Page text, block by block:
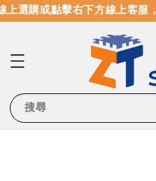
選購或點擊右下方線上客服
搜尋